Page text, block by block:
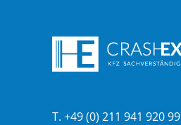
T. +49 (0) 211 941 920 99